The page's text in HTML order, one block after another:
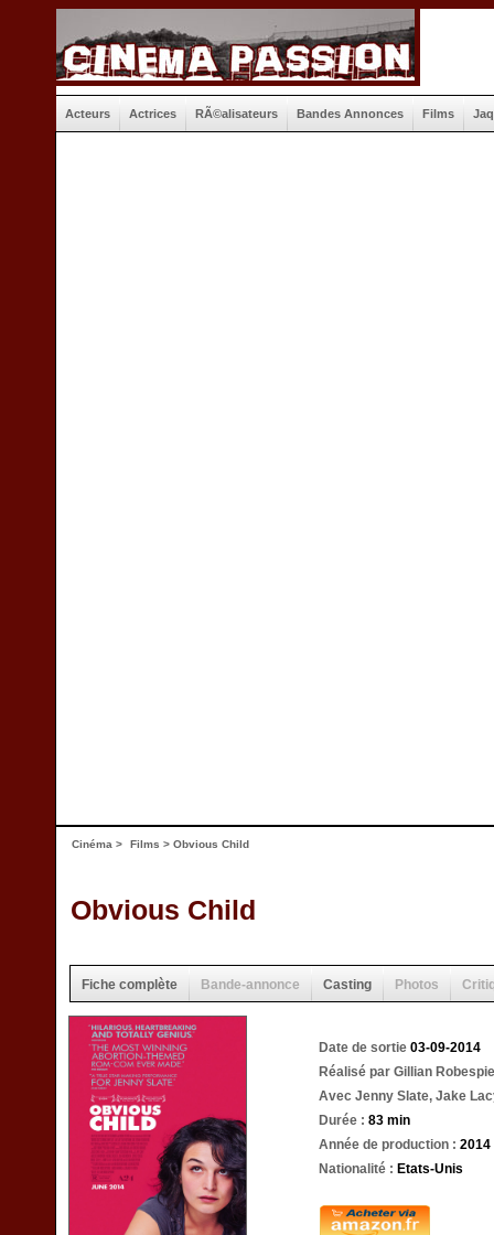
Acteurs Actrices RÃ©alisateurs Bandes Annonces Films
Cinéma > Films > Obvious Child
Obvious Child
Fiche complète Bande-annonce Casting Photos
Date de sortie 03-09-2014
Réalisé par Gillian
Avec Jenny Slate, Jake
Durée : 83 min
Année de production : 2014
Nationalité : Etats-Unis